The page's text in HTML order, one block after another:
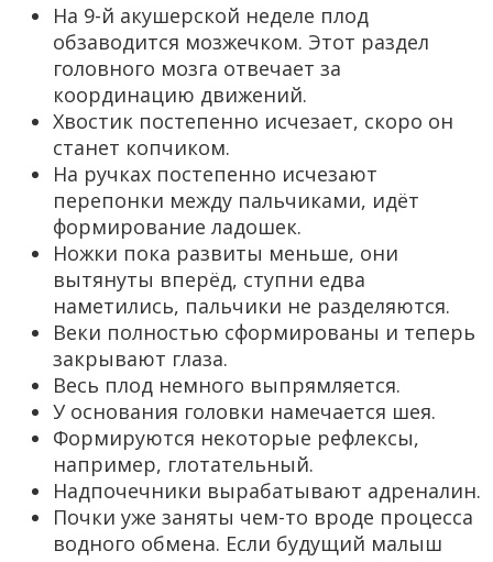
На 9-й акушерской неделе плод
обзаводится мозжечком. Этот раздел
головного мозга отвечает за
координацию движений.
Хвостик постепенно исчезает, скоро он
станет копчиком.
На ручках постепенно исчезают
перепонки между пальчиками, идёт
формирование ладошек.
Ножки пока развиты меньше, они
вытянуты вперёд, ступни едва
наметились, пальчики не разделяются.
Веки полностью сформированы и теперь
закрывают глаза.
Весь плод немного выпрямляется.
У основания головки намечается шея.
Формируются некоторые рефлексы,
например, глотательный.
Надпочечники вырабатывают адреналин.
Почки уже заняты чем-то вроде процесса
водного обмена. Если будущий малыш